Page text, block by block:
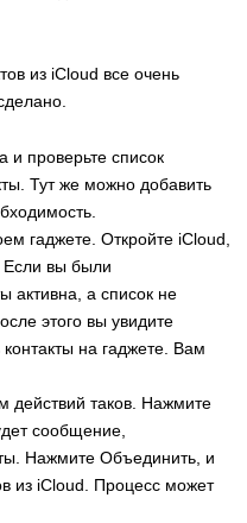
из iCloud все очень
и проверьте список
Тут же можно добавить
гаджете. Откройте iCloud,
Если вы были
активна, а список не
этого вы увидите
на гаджете. Вам
действий таков. Нажмите
сообщение,
Нажмите Объединить, и
из iCloud. Процесс может